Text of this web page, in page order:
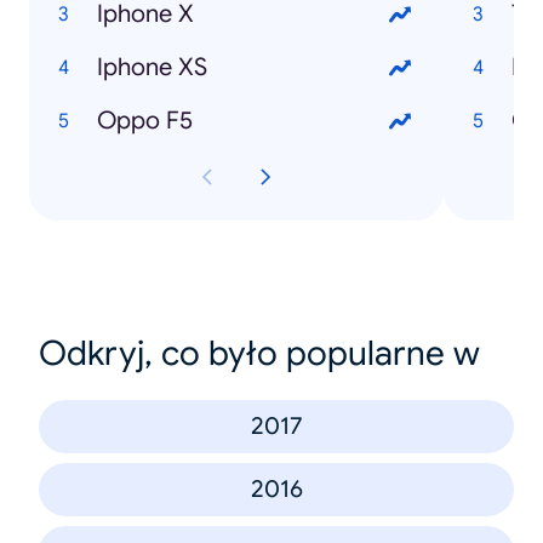
Iphone X
Iphone XS
Oppo F5
Odkryj, co było popularne w
2017
2016